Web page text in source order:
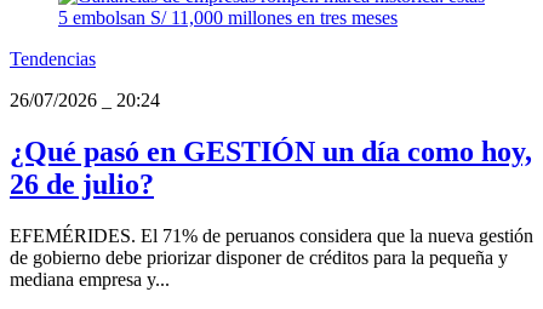
Tendencias
26/07/2026
20:24
¿Qué pasó en GESTIÓN un día como hoy,
26 de julio?
EFEMÉRIDES. El 71% de peruanos considera que la nueva gestión
de gobierno debe priorizar disponer de créditos para la pequeña y
mediana empresa y...